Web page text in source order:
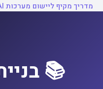
מדריך מקיף ליישום מערכות AI שיחתיות
📚